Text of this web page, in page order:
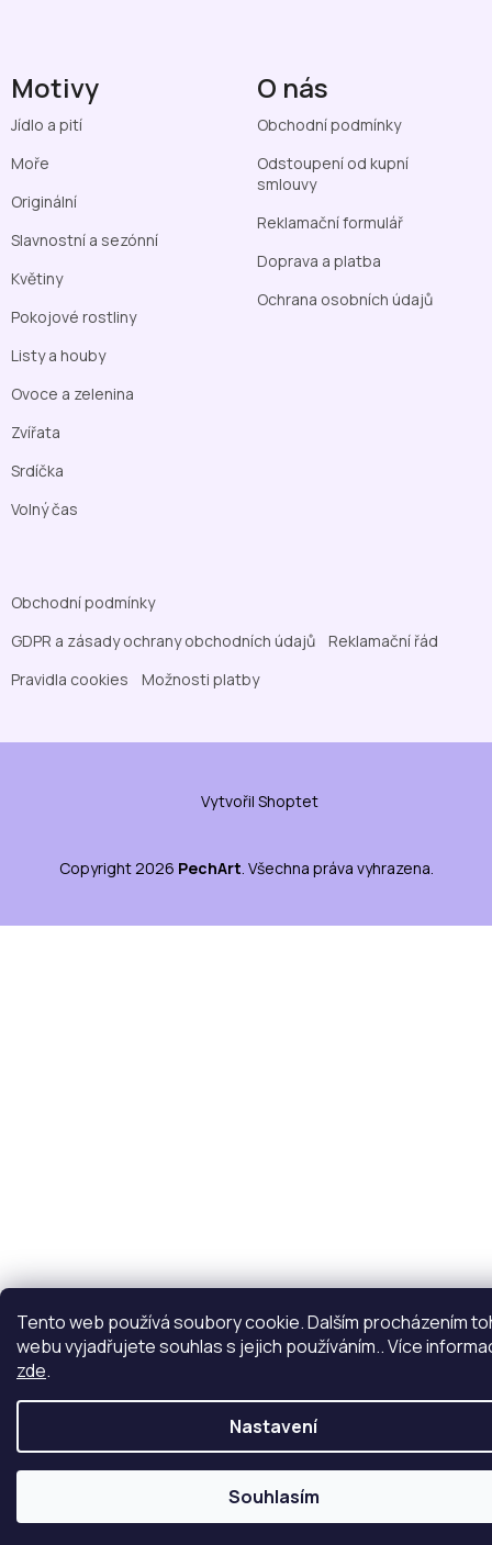
Tento web používá soubory cookie. Dalším procházením
webu vyjadřujete souhlas s jejich používáním.. Více
zde.
Nastavení
Souhlasím
Motivy
Jídlo a pití
Moře
Originální
Slavnostní a sezónní
Květiny
Pokojové rostliny
Listy a houby
Ovoce a zelenina
Zvířata
Srdíčka
Volný čas
O nás
Obchodní podmínky
Odstoupení od kupní
smlouvy
Reklamační formulář
Doprava a platba
Ochrana osobních údajů
Obchodní podmínky
GDPR a zásady ochrany obchodních údajů
Reklamační řád
Pravidla cookies
Možnosti platby
Vytvořil Shoptet
Copyright 2026 PechArt . Všechna práva vyhrazena.